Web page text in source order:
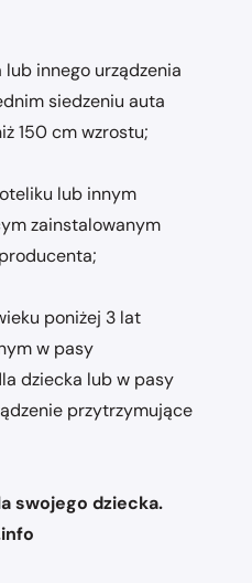
lub innego urządzenia
siedzeniu auta
150 cm wzrostu;
lub innym
zainstalowanym
poniżej 3 lat
w pasy
dziecka lub w pasy
przytrzymujące
swojego dziecka.